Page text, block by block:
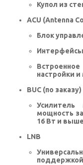
Купол из
ACU (Antenna
Блок
настройки
BUC (по заказу)
мощность
16 Вт и
LNB